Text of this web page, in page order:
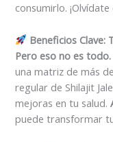
consumirlo.
Beneficios Clave:
Pero eso no es todo.
una matriz de más
regular de Shilajit
mejoras en tu salud.
puede transformar